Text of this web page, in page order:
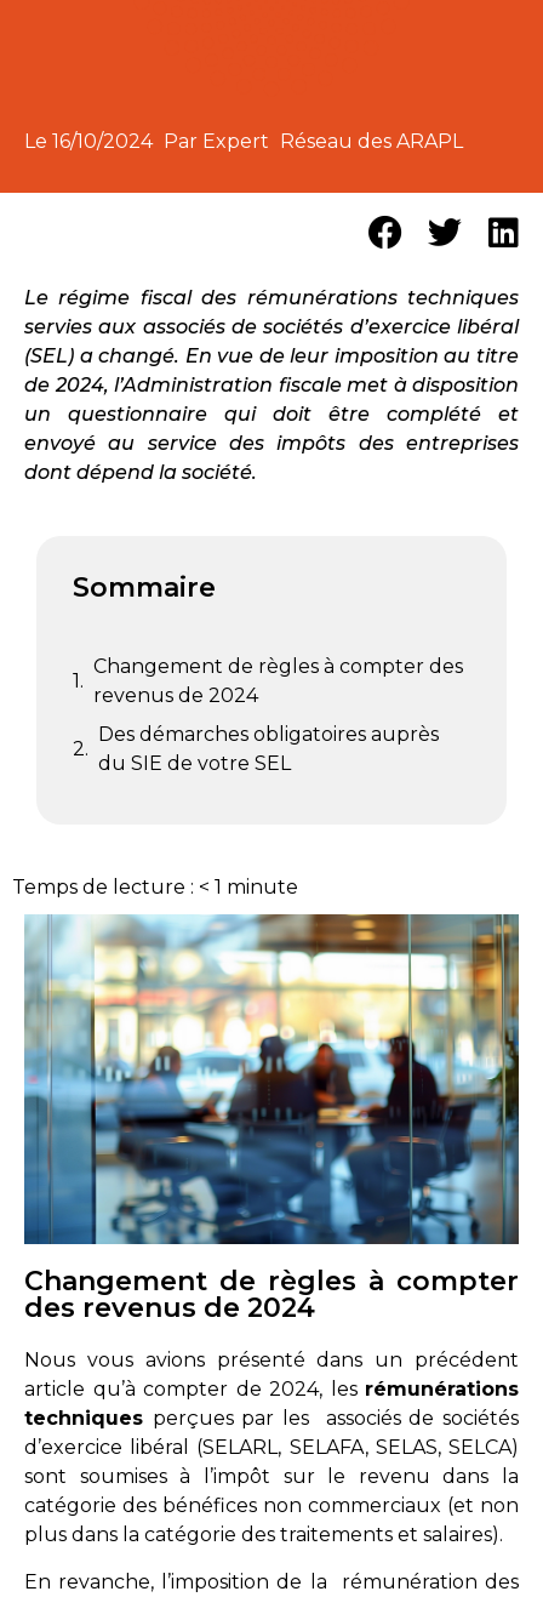
Le 16/10/2024 Par Expert Réseau des ARAPL
Le régime fiscal des rémunérations techniques
servies aux associés de sociétés d’exercice libéral
(SEL) a changé. En vue de leur imposition au titre
de 2024, l’Administration fiscale met à disposition
un questionnaire qui doit être complété et
envoyé au service des impôts des entreprises
dont dépend la société.
Sommaire
Changement de règles à compter des
revenus de 2024
Des démarches obligatoires auprès
du SIE de votre SEL
Temps de lecture : < 1 minute
Changement de règles à compter
des revenus de 2024
Nous vous avions présenté dans un précédent
article qu’à compter de 2024, les rémunérations
techniques perçues par les associés de sociétés
d’exercice libéral (SELARL, SELAFA, SELAS, SELCA)
sont soumises à l’impôt sur le revenu dans la
catégorie des bénéfices non commerciaux (et non
plus dans la catégorie des traitements et salaires).
En revanche, l’imposition de la rémunération des